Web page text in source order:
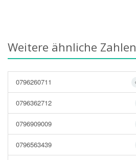
Weitere ähnliche Zahlen
0796260711
0796362712
0796909009
0796563439